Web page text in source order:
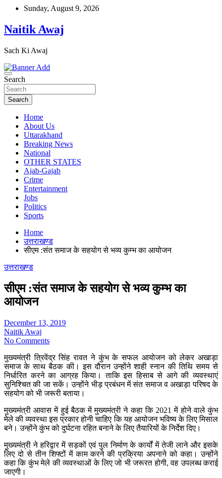
Skip
content
Sunday, August 9, 2026
Naitik Awaj
Sach Ki Awaj
Search
Search
Home
About Us
Uttarakhand
Breaking News
National
OTHER STATES
Ajab-Gajab
Crime
Entertainment
Jobs
Politics
Sports
Home
उत्तराखण्ड
सीएम :संत समाज के सहयोग से भव्य कुम्भ का आयोजन
उत्तराखण्ड
सीएम :संत समाज के सहयोग से भव्य कुम्भ का
आयोजन
December 13, 2019
Naitik Awaj
No Comments
मुख्यमंत्री त्रिवेंद्र सिंह रावत ने कुंभ के सफल आयोजन को लेकर अखाड़ा
समाज के साथ बैठक की। इस दौरान उन्होंने शाही स्नान की तिथि समय से
निर्धारित करने का आग्रह किया। ताकि इस हिसाब से आगे की व्यवस्थाएं
सुनिश्चित की जा सकें। उन्होंने भीड़ प्रबंधन में संत समाज व अखाड़ा परिषद के
सहयोग को भी जरूरी बताया।
मुख्यमंत्री आवास में हुई बैठक में मुख्यमंत्री ने कहा कि 2021 में होने वाले कुंभ
मेले की व्यवस्था इस प्रकार होनी चाहिए कि यह आयोजन भविष्य के लिए मिसाल
बने। उन्होंने कुंभ को दुर्घटना रहित बनाने के लिए तैयारियों के निर्देश दिए।
मुख्यमंत्री ने हरिद्वार में सड़कों एवं पुल निर्माण के कार्यों में तेजी लाने और इसके
लिए दो से तीन शिफ्टों में काम करने की प्रक्रिया अपनाने को कहा। उन्होंने
कहा कि कुंभ मेले की व्यवस्थाओं के लिए जो भी जरूरत होगी, वह उपलब्ध कराई
जाएगी।